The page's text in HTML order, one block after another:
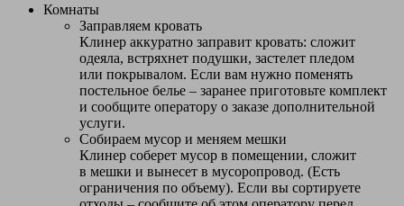
Комнаты
Заправляем кровать
Клинер аккуратно заправит кровать: сложит
одеяла, встряхнет подушки, застелет пледом
или покрывалом. Если вам нужно поменять
постельное белье – заранее приготовьте комплект
и сообщите оператору о заказе дополнительной
услуги.
Собираем мусор и меняем мешки
Клинер соберет мусор в помещении, сложит
в мешки и вынесет в мусоропровод. (Есть
ограничения по объему). Если вы сортируете